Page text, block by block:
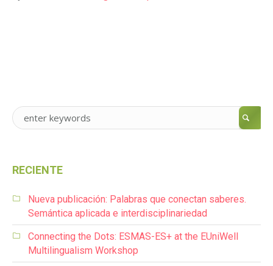
RECIENTE
Nueva publicación: Palabras que conectan saberes.
Semántica aplicada e interdisciplinariedad
Connecting the Dots: ESMAS-ES+ at the EUniWell
Multilingualism Workshop